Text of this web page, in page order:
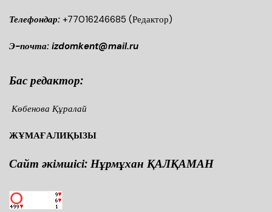
Телефондар: +77016246685 (Редактор)
Э-почта: izdomkent@mail.ru
Бас редактор:
Көбенова Құралай
ЖҰМАҒАЛИҚЫЗЫ
Сайт әкімшісі: Нұрмұхан ҚАЛҚАМАН